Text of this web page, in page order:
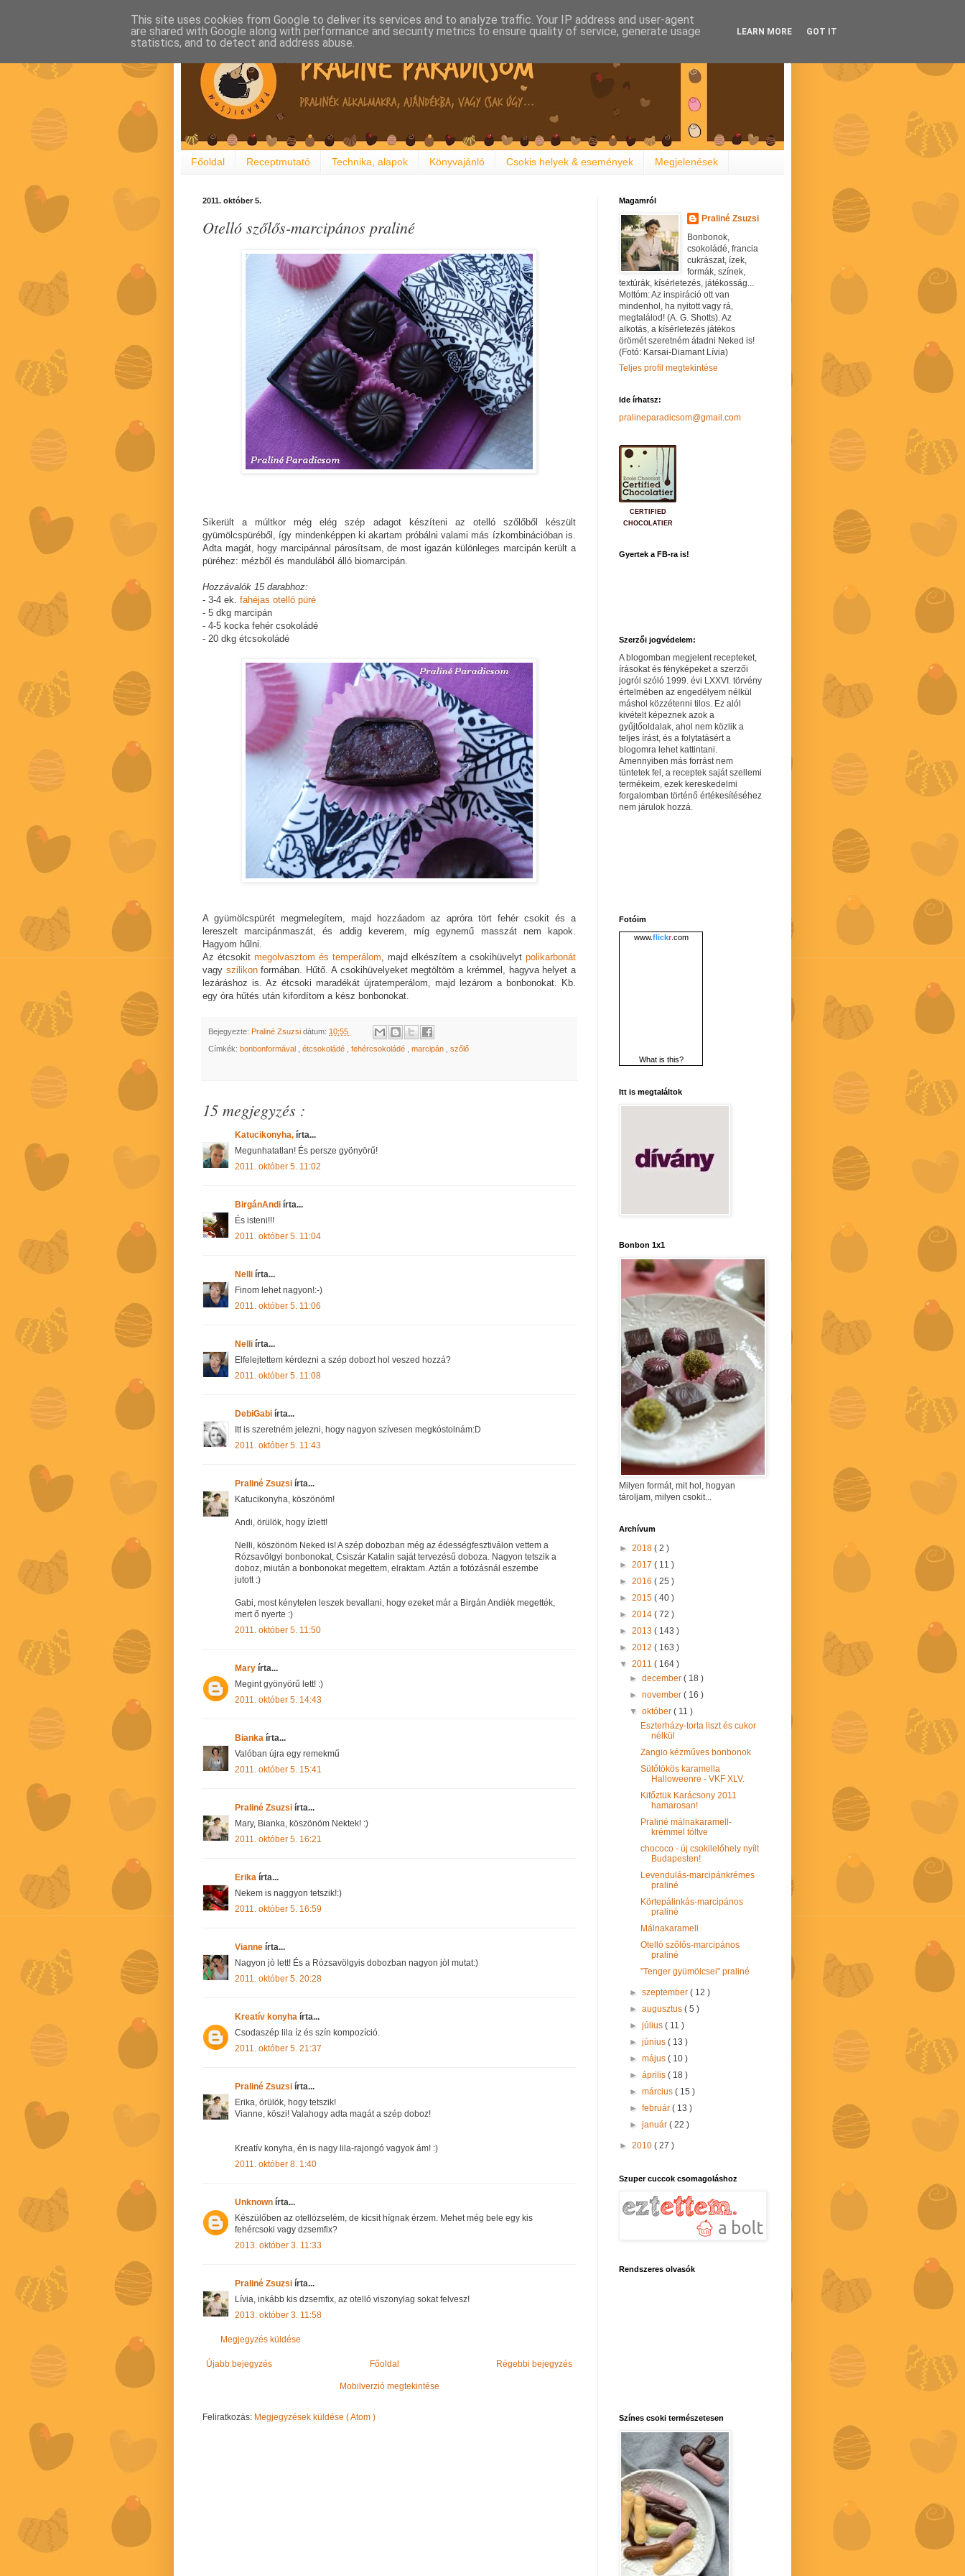
Főoldal Receptmutató Technika, alapok Könyvajánló Csokis helyek & események Megjelenések
2011. október 5.
Otelló szőlős-marcipános praliné
Sikerült a múltkor még elég szép adagot készíteni az otelló szőlőből készült
gyümölcspüréből, így mindenképpen ki akartam próbálni valami más ízkombinációban is.
Adta magát, hogy marcipánnal párosítsam, de most igazán különleges marcipán került a
püréhez: mézből és mandulából álló biomarcipán.
Hozzávalók 15 darabhoz:
- 3-4 ek. fahéjas otelló püré
- 5 dkg marcipán
- 4-5 kocka fehér csokoládé
- 20 dkg étcsokoládé
A gyümölcspürét megmelegítem, majd hozzáadom az apróra tört fehér csokit és a
lereszelt marcipánmaszát, és addig keverem, míg egynemű masszát nem kapok.
Hagyom hűlni.
Az étcsokit megolvasztom és temperálom, majd elkészítem a csokihüvelyt polikarbonát
vagy szilikonformában. Hűtő. A csokihüvelyeket megtöltöm a krémmel, hagyva helyet a
lezáráshoz is. Az étcsoki maradékát újratemperálom, majd lezárom a bonbonokat. Kb.
egy óra hűtés után kifordítom a kész bonbonokat.
Bejegyezte: Praliné Zsuzsi dátum: 10:55
Címkék: bonbonformával étcsokoládé fehércsokoládé marcipán szőlő
15 megjegyzés :
Katucikonyha, írta...
Megunhatatlan! És persze gyönyörű!
2011. október 5. 11:02
BirgánAndi írta...
És isteni!!!
2011. október 5. 11:04
Nelli írta...
Finom lehet nagyon!:-)
2011. október 5. 11:06
Nelli írta...
Elfelejtettem kérdezni a szép dobozt hol veszed hozzá?
2011. október 5. 11:08
DebiGabi írta...
Itt is szeretném jelezni, hogy nagyon szívesen megkóstolnám:D
2011. október 5. 11:43
Praliné Zsuzsi írta...
Katucikonyha, köszönöm!
Andi, örülök, hogy ízlett!
Nelli, köszönöm Neked is! A szép dobozban még az édességfesztiválon vettem a
Rózsavölgyi bonbonokat, Csiszár Katalin saját tervezésű doboza. Nagyon tetszik a
doboz, miután a bonbonokat megettem, elraktam. Aztán a fotózásnál eszembe
jutott :)
Gabi, most kénytelen leszek bevallani, hogy ezeket már a Birgán Andiék megették,
mert ő nyerte :)
2011. október 5. 11:50
Mary írta...
Megint gyönyörű lett! :)
2011. október 5. 14:43
Bianka írta...
Valóban újra egy remekmű
2011. október 5. 15:41
Praliné Zsuzsi írta...
Mary, Bianka, köszönöm Nektek! :)
2011. október 5. 16:21
Erika írta...
Nekem is naggyon tetszik!:)
2011. október 5. 16:59
Vianne írta...
Nagyon jò lett! És a Ròzsavölgyis dobozban nagyon jòl mutat:)
2011. október 5. 20:28
Kreatív konyha írta...
Csodaszép lila íz és szín kompozíció.
2011. október 5. 21:37
Praliné Zsuzsi írta...
Erika, örülök, hogy tetszik!
Vianne, köszi! Valahogy adta magát a szép doboz!
Kreatív konyha, én is nagy lila-rajongó vagyok ám! :)
2011. október 8. 1:40
Unknown írta...
Készülőben az otellózselém, de kicsit hígnak érzem. Mehet még bele egy kis
fehércsoki vagy dzsemfix?
2013. október 3. 11:33
Praliné Zsuzsi írta...
Lívia, inkább kis dzsemfix, az otelló viszonylag sokat felvesz!
2013. október 3. 11:58
Megjegyzés küldése
Újabb bejegyzés Régebbi bejegyzés
Főoldal
Mobilverzió megtekintése
Feliratkozás: Megjegyzések küldése ( Atom )
Magamról
Praliné Zsuzsi
Bonbonok,
csokoládé, francia
cukrászat, ízek,
formák, színek,
textúrák, kísérletezés, játékosság...
Mottóm: Az inspiráció ott van
mindenhol, ha nyitott vagy rá,
megtalálod! (A. G. Shotts). Az
alkotás, a kísérletezés játékos
örömét szeretném átadni Neked is!
(Fotó: Karsai-Diamant Lívia)
Teljes profil megtekintése
Ide írhatsz:
pralineparadicsom@gmail.com
CERTIFIED
CHOCOLATIER
Gyertek a FB-ra is!
Szerzői jogvédelem:
A blogomban megjelent recepteket,
írásokat és fényképeket a szerzői
jogról szóló 1999. évi LXXVI. törvény
értelmében az engedélyem nélkül
máshol közzétenni tilos. Ez alól
kivételt képeznek azok a
gyűjtőoldalak, ahol nem közlik a
teljes írást, és a folytatásért a
blogomra lehet kattintani.
Amennyiben más forrást nem
tüntetek fel, a receptek saját szellemi
termékeim, ezek kereskedelmi
forgalomban történő értékesítéséhez
nem járulok hozzá.
Fotóim
www.flickr.com
What is this?
Itt is megtaláltok
Bonbon 1x1
Milyen formát, mit hol, hogyan
tároljam, milyen csokit...
Archívum
► 2018 ( 2 )
► 2017 ( 11 )
► 2016 ( 25 )
► 2015 ( 40 )
► 2014 ( 72 )
► 2013 ( 143 )
► 2012 ( 163 )
▼ 2011 ( 164 )
►december( 18 )
►november( 16 )
▼október( 11 )
Eszterházy-torta liszt és cukor
nélkül
Zangio kézműves bonbonok
Sütőtökös karamella
Halloweenre - VKF XLV.
Kifőztük Karácsony 2011
hamarosan!
Praliné málnakaramell-
krémmel töltve
chococo - új csokilelőhely nyílt
Budapesten!
Levendulás-marcipánkrémes
praliné
Körtepálinkás-marcipános
praliné
Málnakaramell
Otelló szőlős-marcipános
praliné
"Tenger gyümölcsei" praliné
►szeptember( 12 )
►augusztus( 5 )
►július( 11 )
►június( 13 )
►május( 10 )
►április( 18 )
►március( 15 )
►február( 13 )
►január( 22 )
► 2010 ( 27 )
Szuper cuccok csomagoláshoz
Rendszeres olvasók
Színes csoki természetesen
This site uses cookies from Google to deliver its services and to analyze traffic. Your IP address and user-agent
are shared with Google along with performance and security metrics to ensure quality of service, generate usage
statistics, and to detect and address abuse.
LEARN MORE GOT IT